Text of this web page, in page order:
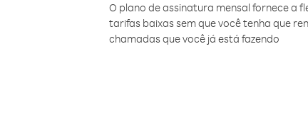
O plano de assinatura mensal fornece a
tarifas baixas sem que você tenha que
chamadas que você já está fazendo